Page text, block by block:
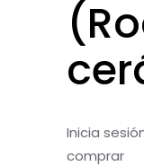
Inicia
comprar